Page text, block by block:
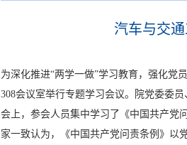
汽车与交
为深化推进“两学一做”学习教育，强化党
308会议室举行专题学习会议。院党委委
会上，参会人员集中学习了《中国共产党
家一致认为，《中国共产党问责条例》以